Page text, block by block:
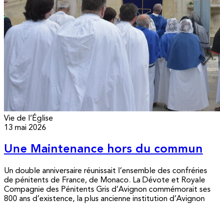
Vie de l’Église
13 mai 2026
Une Maintenance hors du commun
Un double anniversaire réunissait l’ensemble des confréries
de pénitents de France, de Monaco. La Dévote et Royale
Compagnie des Pénitents Gris d’Avignon commémorait ses
800 ans d’existence, la plus ancienne institution d’Avignon